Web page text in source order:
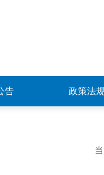
告 政策法